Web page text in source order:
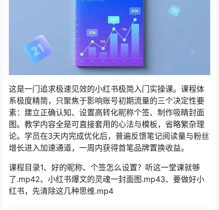
这是一门追求极速见效的小红书极简入门实操课。课程体
系极度精简，只聚焦于影响账号初期流量的三个决定性要
素：建立正确认知、设置高转化昵称个签、制作吸睛封面
图。教学内容全是可直接套用的心法与模板，省略繁杂理
论。学员在3天内完成优化后，普遍反馈笔记阅读量与粉丝
增长进入加速通道，一周内获得首笔品牌置换收益。
课程目录1、好的昵称、个签怎么设置？听这一堂课就够
了.mp42、小红书爆文的灵魂一封面图.mp43、要做好小
红书，先清除这几种思维.mp4